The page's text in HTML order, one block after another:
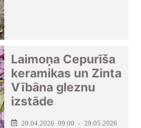
Laimoņa Cepurīša
keramikas un Zinta
Vībāna gleznu
izstāde
20.04.2026 09:00 - 29.05.2026